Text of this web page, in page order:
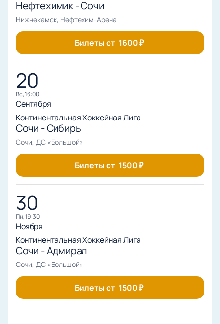
пропустите возможность стать частью большого
спортивного события — выбирайте свой билет уже
сейчас!
Нефтехимик - Сочи
Нижнекамск, Нефтехим-Арена
Билеты от 1600₽
20
вс, 16:00
Сентября
Континентальная Хоккейная Лига
Сочи - Сибирь
Сочи, ДС «Большой»
Билеты от 1500₽
30
пн, 19:30
Ноября
Континентальная Хоккейная Лига
Сочи - Адмирал
Сочи, ДС «Большой»
Билеты от 1500₽